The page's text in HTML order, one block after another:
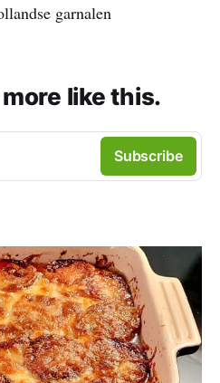
garnalen
like this.
Subscribe